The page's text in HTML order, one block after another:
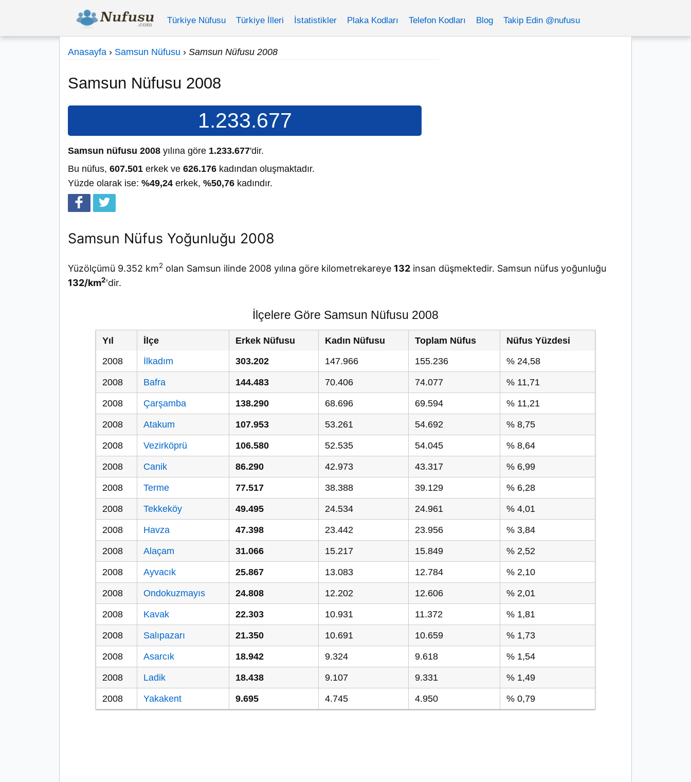
Türkiye Nüfusu Türkiye İlleri İstatistikler Plaka Kodları Telefon Kodları Blog Takip Edin @nufusu
Anasayfa › Samsun Nüfusu › Samsun Nüfusu 2008
Samsun Nüfusu 2008
1.233.677
Samsun nüfusu 2008 yılına göre 1.233.677'dir.
Bu nüfus, 607.501 erkek ve 626.176 kadından oluşmaktadır.
Yüzde olarak ise: %49,24 erkek, %50,76 kadındır.
Samsun Nüfus Yoğunluğu 2008
Yüzölçümü 9.352 km2 olan Samsun ilinde 2008 yılına göre kilometrekareye 132 insan düşmektedir. Samsun nüfus yoğunluğu
132/km2'dir.
İlçelere Göre Samsun Nüfusu 2008
Yıl İlçe Erkek Nüfusu Kadın Nüfusu Toplam Nüfus
Nüfus Yüzdesi
2008
İlkadım 303.202 147.966 155.236 % 24,58
2008 Bafra 144.483 70.406 74.077 % 11,71
2008 Çarşamba 138.290 68.696 69.594 % 11,21
2008 Atakum 107.953 53.261 54.692 % 8,75
2008 Vezirköprü 106.580 52.535 54.045 % 8,64
2008 Canik 86.290 42.973 43.317 % 6,99
2008 Terme 77.517 38.388 39.129 % 6,28
2008 Tekkeköy 49.495 24.534 24.961 % 4,01
2008 Havza 47.398 23.442 23.956 % 3,84
2008 Alaçam 31.066 15.217 15.849 % 2,52
2008 Ayvacık 25.867 13.083 12.784 % 2,10
2008 Ondokuzmayıs 24.808 12.202 12.606 % 2,01
2008 Kavak 22.303 10.931 11.372 % 1,81
2008 Salıpazarı 21.350 10.691 10.659 % 1,73
2008 Asarcık 18.942 9.324 9.618 % 1,54
2008 Ladik 18.438 9.107 9.331 % 1,49
2008 Yakakent 9.695 4.745 4.950 % 0,79